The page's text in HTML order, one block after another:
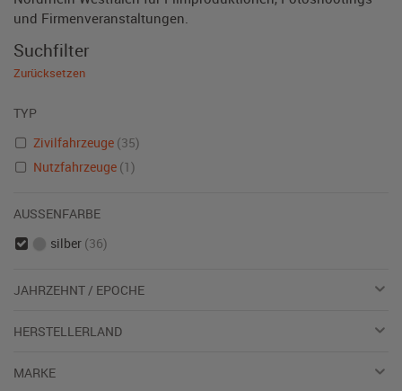
und Firmenveranstaltungen.
Suchfilter
Zurücksetzen
TYP
Zivilfahrzeuge (35)
Nutzfahrzeuge (1)
AUSSENFARBE
silber (36)
JAHRZEHNT / EPOCHE
HERSTELLERLAND
MARKE